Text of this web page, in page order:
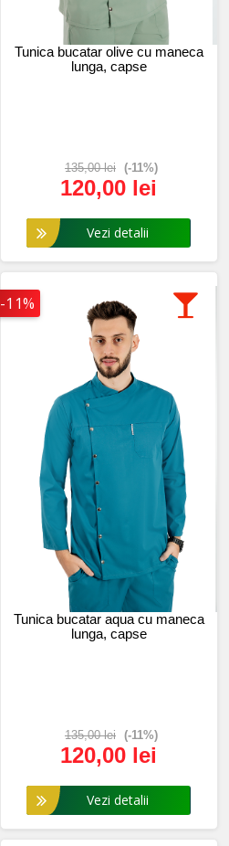
Tunica bucatar olive cu maneca
lunga, capse
135,00 lei (-11%)
120,00 lei
Vezi detalii
-11%
Tunica bucatar aqua cu maneca
lunga, capse
135,00 lei (-11%)
120,00 lei
Vezi detalii